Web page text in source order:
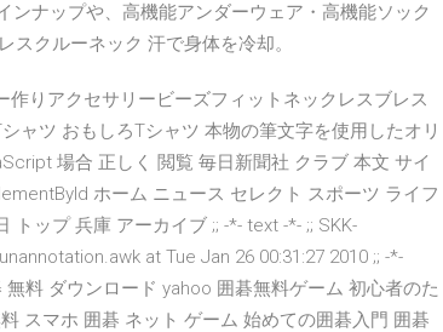
ンナップや、高機能アンダーウェア・高機能ソック
クルーネック 汗で身体を冷却。
りアクセサリービーズフィットネックレスブレス
ャツ おもしろTシャツ 本物の筆文字を使用したオリ
場合 正しく 閲覧 毎日新聞社 クラブ 本文 サイ
ホーム ニュース セレクト スポーツ ライフ
ップ 兵庫 アーカイブ ;; -*- text -*- ;; SKK-
at Tue Jan 26 00:31:27 2010 ;; -*-
料 ダウンロード yahoo 囲碁無料ゲーム 初心者のた
スマホ 囲碁 ネット ゲーム 始めての囲碁入門 囲碁